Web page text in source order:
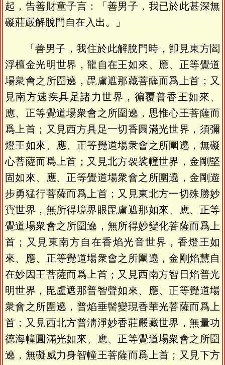
起，告善財童子言：「善男子，我已於此甚深無
礙莊嚴解脫門自在入出。」
「善男子，我住於此解脫門時，卽見東方閻
浮檀金光明世界，龍自在王如來、應、正等覺道
場衆會之所圍遶，毘盧遮那藏菩薩而爲上首；又
見南方速疾具足諸力世界，徧覆普香王如來、
應、正等覺道場衆會之所圍遶，思惟心王菩薩而
爲上首；又見西方具足一切香圓滿光世界，須彌
燈王如來、應、正等覺道場衆會之所圍遶，無礙
心菩薩而爲上首；又見北方袈裟幢世界，金剛堅
固如來、應、正等覺道場衆會之所圍遶，金剛遊
步勇猛行菩薩而爲上首；又見東北方一切殊勝妙
寶世界，無所得境界眼毘盧遮那如來、應、正等
覺道場衆會之所圍遶，無所得妙變化菩薩而爲上
首；又見東南方自在香焰光音世界，香燈王如
來、應、正等覺道場衆會之所圍遶，金剛焰慧自
在妙因王菩薩而爲上首；又見西南方智日焰普光
明世界，毘盧遮那普智聲如來、應、正等覺道場
衆會之所圍遶，普焰垂髻變現香華光菩薩而爲上
首；又見西北方普淸淨妙香莊嚴藏世界，無量功
德海幢圓滿光如來、應、正等覺道場衆會之所圍
遶，無礙威力身智幢王菩薩而爲上首；又見下方